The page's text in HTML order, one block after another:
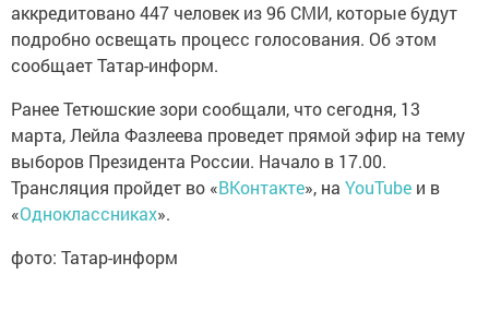
аккредитовано 447 человек из 96 СМИ, которые будут
подробно освещать процесс голосования. Об этом
сообщает Татар-информ.
Ранее Тетюшские зори сообщали, что сегодня, 13
марта, Лейла Фазлеева проведет прямой эфир на тему
выборов Президента России. Начало в 17.00.
Трансляция пройдет во «ВКонтакте», на YouTube и в
«Одноклассниках».
фото: Татар-информ